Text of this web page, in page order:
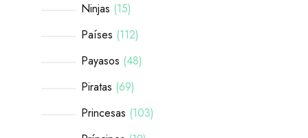
Ninjas 15
Países 112
Payasos 48
Piratas 69
Princesas 103